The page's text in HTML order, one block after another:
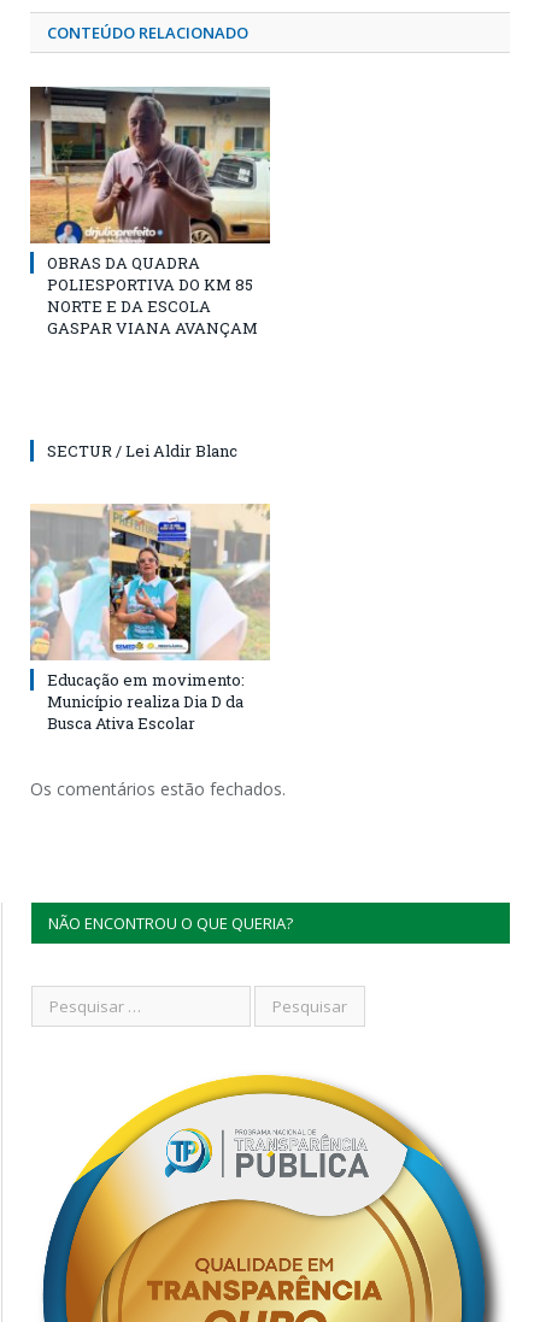
CONTEÚDO RELACIONADO
OBRAS DA QUADRA
POLIESPORTIVA DO KM 85
NORTE E DA ESCOLA
GASPAR VIANA AVANÇAM
SECTUR / Lei Aldir Blanc
Educação em movimento:
Município realiza Dia D da
Busca Ativa Escolar
Os comentários estão fechados.
NÃO ENCONTROU O QUE QUERIA?